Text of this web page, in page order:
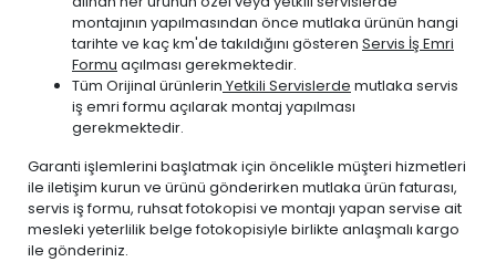
montajının yapılmasından önce mutlaka ürünün hangi
tarihte ve kaç km'de takıldığını gösteren Servis İş Emri
Formu açılması gerekmektedir.
Tüm Orijinal ürünlerin Yetkili Servislerde mutlaka servis
iş emri formu açılarak montaj yapılması
gerekmektedir.
Garanti işlemlerini başlatmak için öncelikle müşteri hizmetleri
ile iletişim kurun ve ürünü gönderirken mutlaka ürün faturası,
servis iş formu, ruhsat fotokopisi ve montajı yapan servise ait
mesleki yeterlilik belge fotokopisiyle birlikte anlaşmalı kargo
ile gönderiniz.